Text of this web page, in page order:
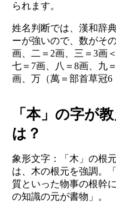
られます。
姓名判断では、漢和辞
ーが強いので、数がそ
画、二＝2画、三＝3画
七＝7画、八＝8画、九
画、万（萬＝部首草冠6
「本」の字が
は？
象形文字：「木」の根
は、木の根元を強調。
質といった物事の根幹
の知識の元が書物」。